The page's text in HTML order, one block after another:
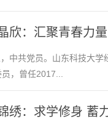
欣：汇聚青春力
中共党员。山东科技大学
，曾任2017...
绣：求学修身 蓄